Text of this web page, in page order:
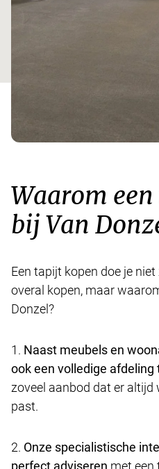
Waarom
bij Van
Een tapijt kopen doe je
overal kopen, maar
Donzel?
1. Naast meubels en
ook een volledige afdeling
zoveel aanbod dat er
past.
2. Onze specialistische
perfect adviseren met een